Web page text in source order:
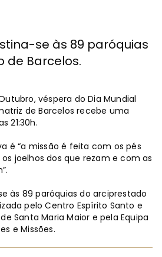
se às 89 paróquias
de Barcelos.
véspera do Dia Mundial
de Barcelos recebe uma
21:30h.
é “a missão é feita com os pés
joelhos dos que rezam e com as
às 89 paróquias do arciprestado
pelo Centro Espírito Santo e
Santa Maria Maior e pela Equipa
e Missões.